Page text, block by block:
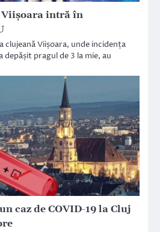
Viișoara intră în
clujeană Viișoara, unde incidența
depășit pragul de 3 la mie, au
caz de COVID-19 la Cluj